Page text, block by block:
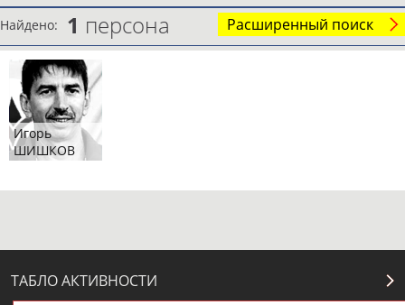
Найдено: 1 персона Расширенный поиск
Игорь
ШИШКОВ
ТАБЛО АКТИВНОСТИ